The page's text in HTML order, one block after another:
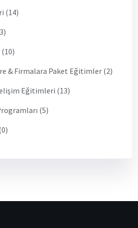
(14)
& Firmalara Paket Eğitimler (2)
Eğitimleri (13)
(5)